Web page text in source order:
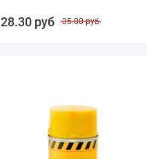
28.30 руб 35.00 руб